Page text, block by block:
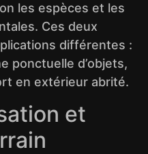
les espèces et les
Ces deux
différentes :
ponctuelle d’objets,
en extérieur abrité.
et